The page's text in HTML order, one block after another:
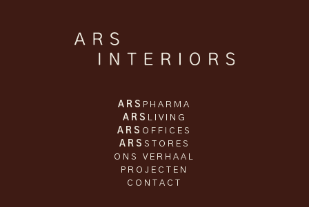
ARS PHARMA
ARS LIVING
ARS OFFICES
ARS STORES
ONS VERHAAL
PROJECTEN
CONTACT